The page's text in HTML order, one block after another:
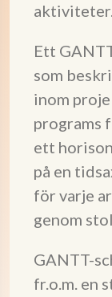
Ett
som
inom
programs
ett
på en
för varje
genom
GANTT-
fr.o.m. en